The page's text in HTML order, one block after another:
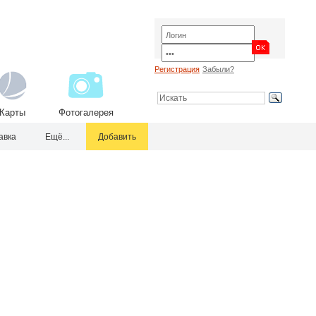
Карты Фотогалерея
Регистрация Забыли?
Ещё... Добавить